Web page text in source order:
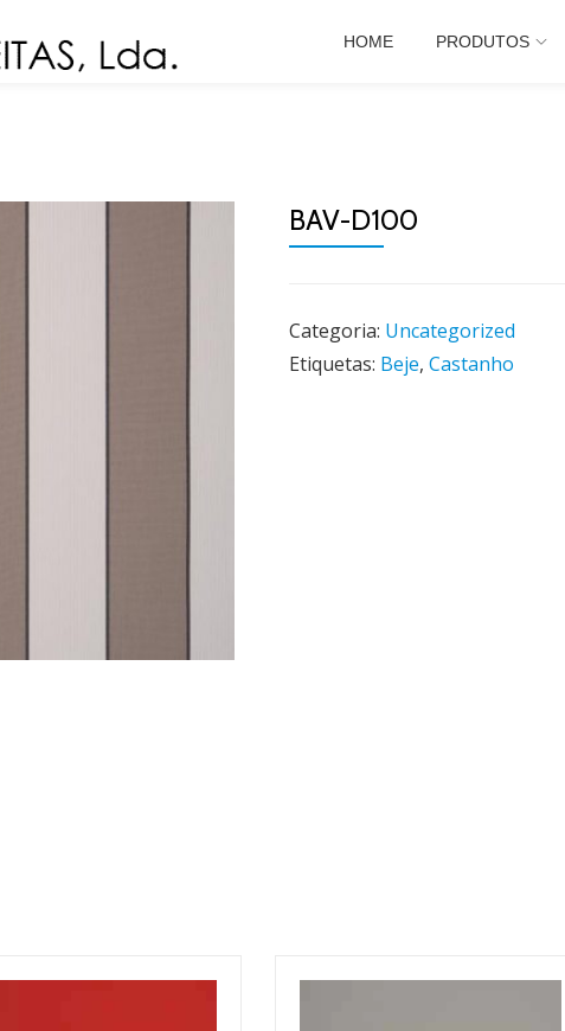
HOME PRODUTOS
BAV-D100
Categoria: Uncategorized
Etiquetas: Beje, Castanho